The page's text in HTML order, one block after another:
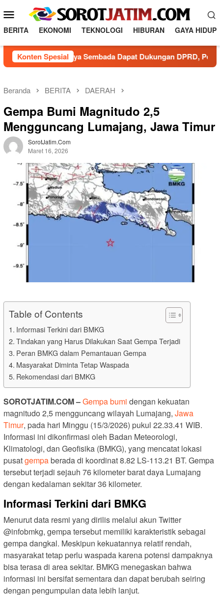
o
a
e
u
M
b
l
e
BERITA EKONOMI TEKNOLOGI HIBURAN GAYA HIDUP
Konten Spesial
PDAM Surya Sembada Dapat Dukungan DPRD, Pelayanan
Beranda BERITA DAERAH
Gempa Bumi Magnitudo 2,5
Mengguncang Lumajang, Jawa Timur
SorotJatim.com
Maret 16, 2026
Table of Contents
Informasi Terkini dari BMKG
Tindakan yang Harus Dilakukan Saat Gempa Terjadi
Peran BMKG dalam Pemantauan Gempa
Masyarakat Diminta Tetap Waspada
Rekomendasi dari BMKG
SOROTJATIM.COM –Gempa bumi dengan kekuatan
magnitudo 2,5 mengguncang wilayah Lumajang, Jawa
Timur, pada hari Minggu (15/3/2026) pukul 22.33.41 WIB.
Informasi ini dikonfirmasi oleh Badan Meteorologi,
Klimatologi, dan Geofisika (BMKG), yang mencatat lokasi
pusatgempaberada di koordinat 8.82 LS-113.21 BT. Gempa
tersebut terjadi sejauh 76 kilometer barat daya Lumajang
dengan kedalaman sekitar 36 kilometer.
Informasi Terkini dari BMKG
Menurut data resmi yang dirilis melalui akun Twitter
@infobmkg, gempa tersebut memiliki karakteristik sebagai
gempa dangkal. Meskipun kekuatannya relatif rendah,
masyarakat tetap perlu waspada karena potensi dampaknya
bisa terasa di area sekitar. BMKG menegaskan bahwa
informasi ini bersifat sementara dan dapat berubah seiring
dengan pengumpulan data lebih lanjut.